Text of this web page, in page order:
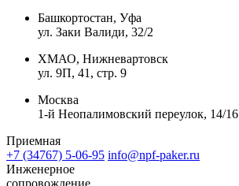
Башкортостан, Уфа
ул. Заки Валиди, 32/2
ХМАО, Нижневартовск
ул. 9П, 41, стр. 9
Москва
1-й Неопалимовский переулок, 14/16
Приемная
+7 (34767) 5-06-95 info@npf-paker.ru
Инженерное
сопровождение